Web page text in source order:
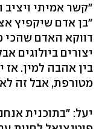
"קשר אמיתי ויציב
"בן אדם שיקפיץ
דווקא האדם שהכי
יצורים ביולוגים
בין אהבה למין. אז
מטורפת, אבל זה
יעל: "בתוכנית